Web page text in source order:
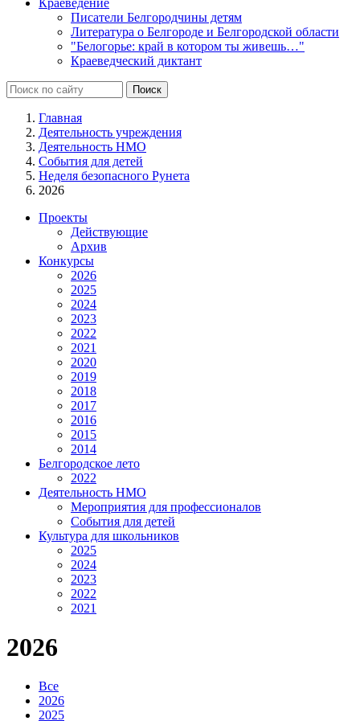
Писатели Белгородчины детям
Литература о Белгороде и Белгородской области
"Белогорье: край в котором ты живешь…"
Краеведческий диктант
Главная
Деятельность учреждения
Деятельность НМО
События для детей
Неделя безопасного Рунета
2026
Проекты
Действующие
Архив
Конкурсы
2026
2025
2024
2023
2022
2021
2020
2019
2018
2017
2016
2015
2014
Белгородское лето
2022
Деятельность НМО
Мероприятия для профессионалов
События для детей
Культура для школьников
2025
2024
2023
2022
2021
2026
Все
2026
2025